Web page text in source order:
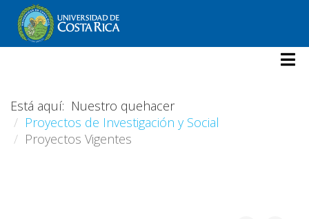
Está aquí: Nuestro quehacer
Proyectos de Investigación y Social
Proyectos Vigentes